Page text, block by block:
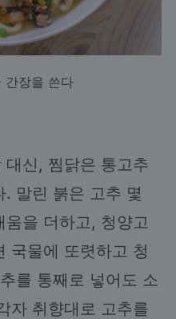
간장을 쓴다
대신, 찜닭은 통고추
말린 붉은 고추 몇
을 더하고, 청양고
국물에 또렷하고 청
를 통째로 넣어도 소
자 취향대로 고추를